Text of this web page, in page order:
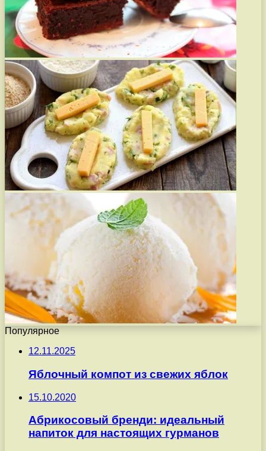
Популярное
12.11.2025
Яблочный компот из свежих яблок
15.10.2020
Абрикосовый бренди: идеальный
напиток для настоящих гурманов